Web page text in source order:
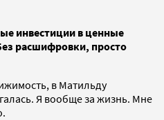
инвестиции в ценные
расшифровки, просто
в Матильду
Я вообще за жизнь. Мне